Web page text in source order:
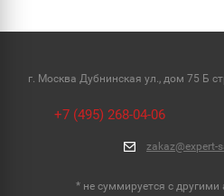
г. Москва Дубнинская ул., дом 75 Б
+7 (495) 268-04-06
zakaz@expert-
* не суммируется с